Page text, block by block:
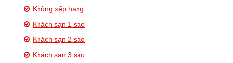
Không xếp hạng
Khách sạn 1 sao
Khách sạn 2 sao
Khách sạn 3 sao